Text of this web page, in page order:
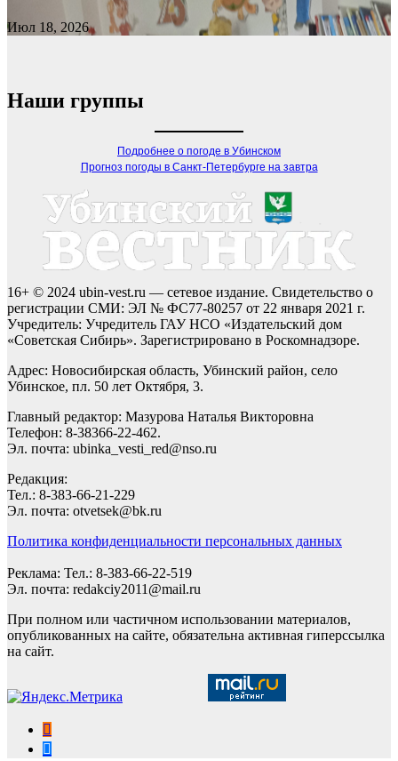
Июл 18, 2026
Наши группы
Подробнее о погоде в Убинском
Прогноз погоды в Санкт-Петербурге на завтра
16+ © 2024 ubin-vest.ru — сетевое издание. Свидетельство о
регистрации СМИ: ЭЛ № ФС77-80257 от 22 января 2021 г.
Учредитель: Учредитель ГАУ НСО «Издательский дом
«Советская Сибирь». Зарегистрировано в Роскомнадзоре.
Адрес: Новосибирская область, Убинский район, село
Убинское, пл. 50 лет Октября, 3.
Главный редактор: Мазурова Наталья Викторовна
Телефон: 8-38366-22-462.
Эл. почта: ubinka_vesti_red@nso.ru
Редакция:
Тел.: 8-383-66-21-229
Эл. почта: otvetsek@bk.ru
Политика конфиденциальности персональных данных
Реклама: Тел.: 8-383-66-22-519
Эл. почта: redakciy2011@mail.ru
При полном или частичном использовании материалов,
опубликованных на сайте, обязательна активная гиперссылка
на сайт.